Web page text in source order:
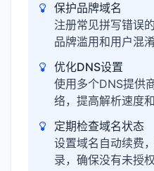
保护品牌域名
注册常见拼写错误
品牌滥用和用户混淆
优化DNS设置
使用多个DNS提供
络，提高解析速度和
定期检查域名状态
设置域名自动续费
录，确保没有未授权